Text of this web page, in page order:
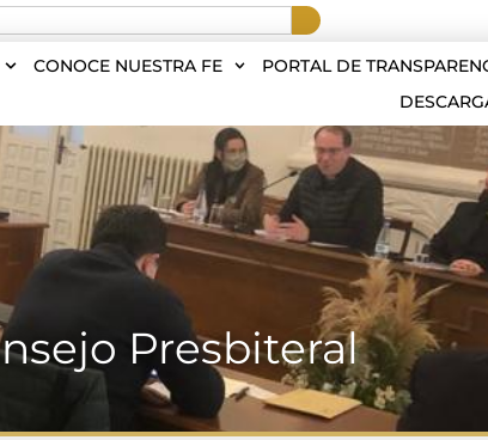
CONOCE NUESTRA FE PORTAL DE
Presbiteral